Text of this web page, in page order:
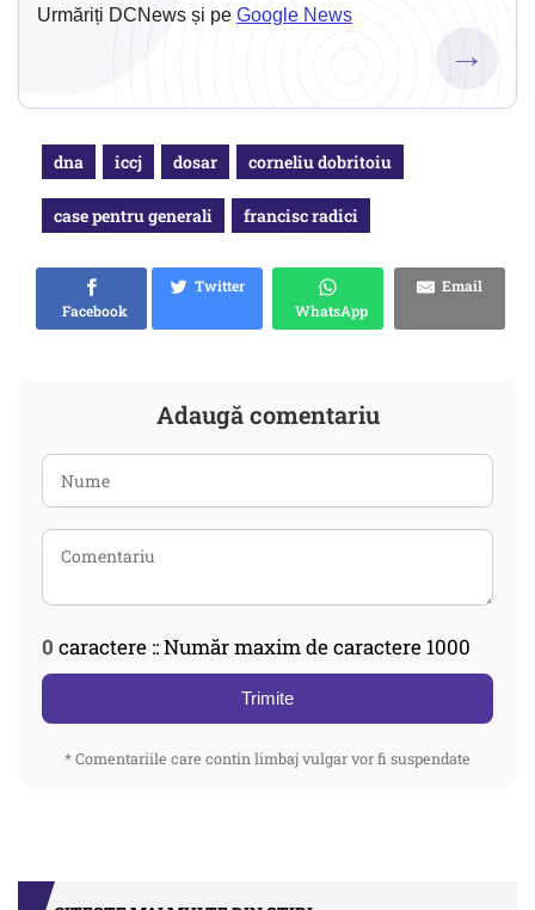
Urmăriți DCNews și pe Google News
→
dna iccj dosar corneliu dobritoiu
case pentru generali francisc radici
Facebook
Twitter
WhatsApp
Email
Adaugă comentariu
0 caractere :: Număr maxim de caractere 1000
Trimite
* Comentariile care contin limbaj vulgar vor fi suspendate